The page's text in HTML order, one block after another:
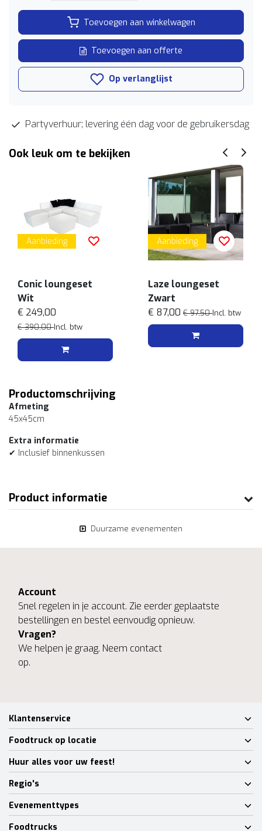
Toevoegen aan winkelwagen
Toevoegen aan offerte
Op verlanglijst
Partyverhuur; levering één dag voor de gebruikersdag
Ook leuk om te bekijken
Aanbieding
Conic loungeset
Wit
€ 249,00
€ 390,00Incl. btw
Aanbieding
Laze loungeset
Zwart
€ 87,00 € 97,50Incl. btw
Productomschrijving
Afmeting
45x45cm
Extra informatie
✔ Inclusief binnenkussen
Product informatie
Duurzame evenementen
Account
Snel regelen in je account. Zie eerder geplaatste
bestellingen en bestel eenvoudig opnieuw.
Vragen?
We helpen je graag. Neem contact
op.
Klantenservice
Foodtruck op locatie
Huur alles voor uw feest!
Regio's
Evenementtypes
Foodtrucks